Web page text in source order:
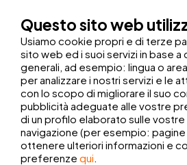
SPORTS BAR
I pomeriggi iniziano qui! Festeggiate
squadraguardando le partite allo
Tropical Island mentre vi godete il
Potrete anche cogliere l’occasione
biliardo.
ORARI
MENU BEVANDE
Questo sito web
Usiamo cookie propri e di terze
sito web ed i suoi servizi in base
generali, ad esempio: lingua o
per analizzare i nostri servizi e le
con lo scopo di migliorare il suo
pubblicità adeguate alle vostre
di un profilo elaborato sulle
navigazione (per esempio:
ottenere ulteriori informazioni e
preferenze qui.